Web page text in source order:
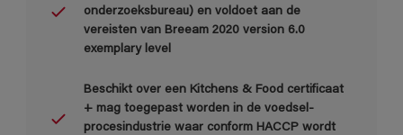
onderzoeksbureau) en voldoet aan de
vereisten van Breeam 2020 version 6.0
exemplary level
Beschikt over een Kitchens & Food certificaat
+ mag toegepast worden in de voedsel-
procesindustrie waar conform HACCP wordt